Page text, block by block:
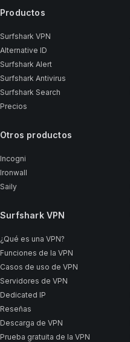
Productos
Surfshark VPN
Alternative ID
Surfshark Alert
Surfshark Antivirus
Surfshark Search
Precios
Otros productos
Incogni
Ironwall
Saily
Surfshark VPN
¿Qué es una VPN?
Funciones de la VPN
Casos de uso de VPN
Servidores de VPN
Dedicated IP
Reseñas
Descarga de VPN
Prueba gratuita de la VPN